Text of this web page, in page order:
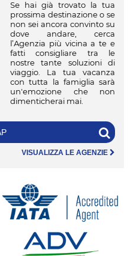
Se hai già trovato la tua
prossima destinazione o se
non sei ancora convinto su
dove andare, cerca
l’Agenzia più vicina a te e
fatti consigliare tra le
nostre tante soluzioni di
viaggio. La tua vacanza
con tutta la famiglia sarà
un'emozione che non
dimenticherai mai.
VISUALIZZA LE AGENZIE